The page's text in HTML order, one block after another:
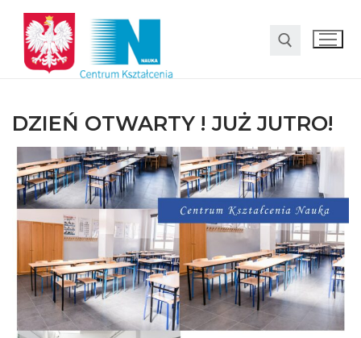
O nas
Oferta
LO SMS Talent
DZIEŃ OTWARTY ! JUŻ JUTRO!